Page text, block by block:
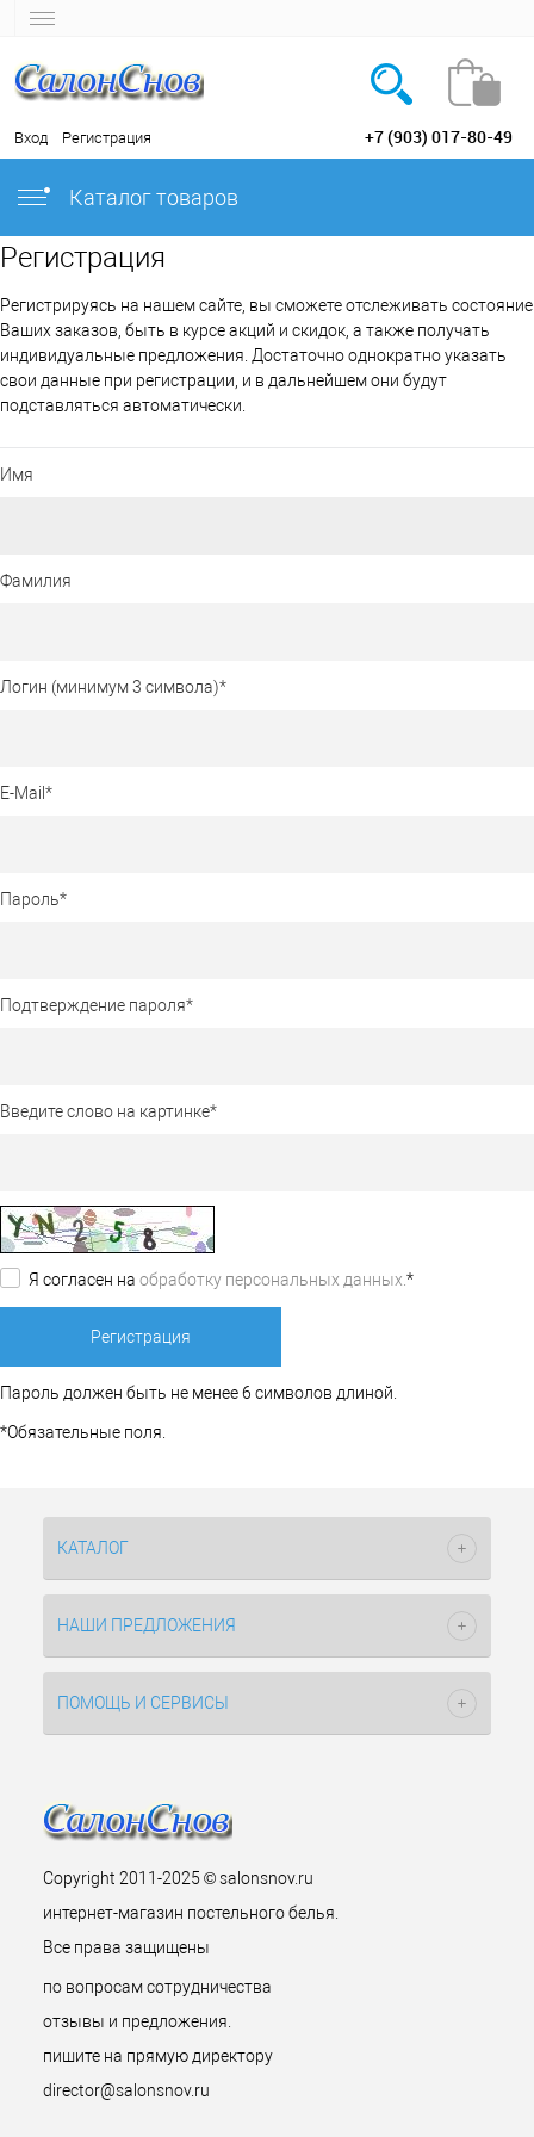
Вход Регистрация +7 (903) 017-80-49
Каталог товаров
Регистрация
Регистрируясь на нашем сайте, вы сможете отслеживать состояние
Ваших заказов, быть в курсе акций и скидок, а также получать
индивидуальные предложения. Достаточно однократно указать
свои данные при регистрации, и в дальнейшем они будут
подставляться автоматически.
Имя
Фамилия
Логин (минимум 3 символа)*
E-Mail *
Пароль*
Подтверждение пароля*
Введите слово на картинке*
Я согласен на обработку персональных данных. *
Пароль должен быть не менее 6 символов длиной.
*Обязательные поля.
КАТАЛОГ
НАШИ ПРЕДЛОЖЕНИЯ
ПОМОЩЬ И СЕРВИСЫ
Copyright 2011-2025 © salonsnov.ru
интернет-магазин постельного белья.
Все права защищены
по вопросам сотрудничества
отзывы и предложения.
пишите на прямую директору
director@salonsnov.ru